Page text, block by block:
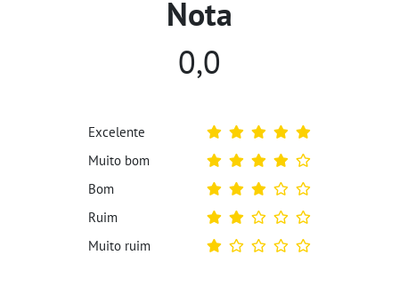
Nota
0,0
Excelente
Muito bom
Bom
Ruim
Muito ruim